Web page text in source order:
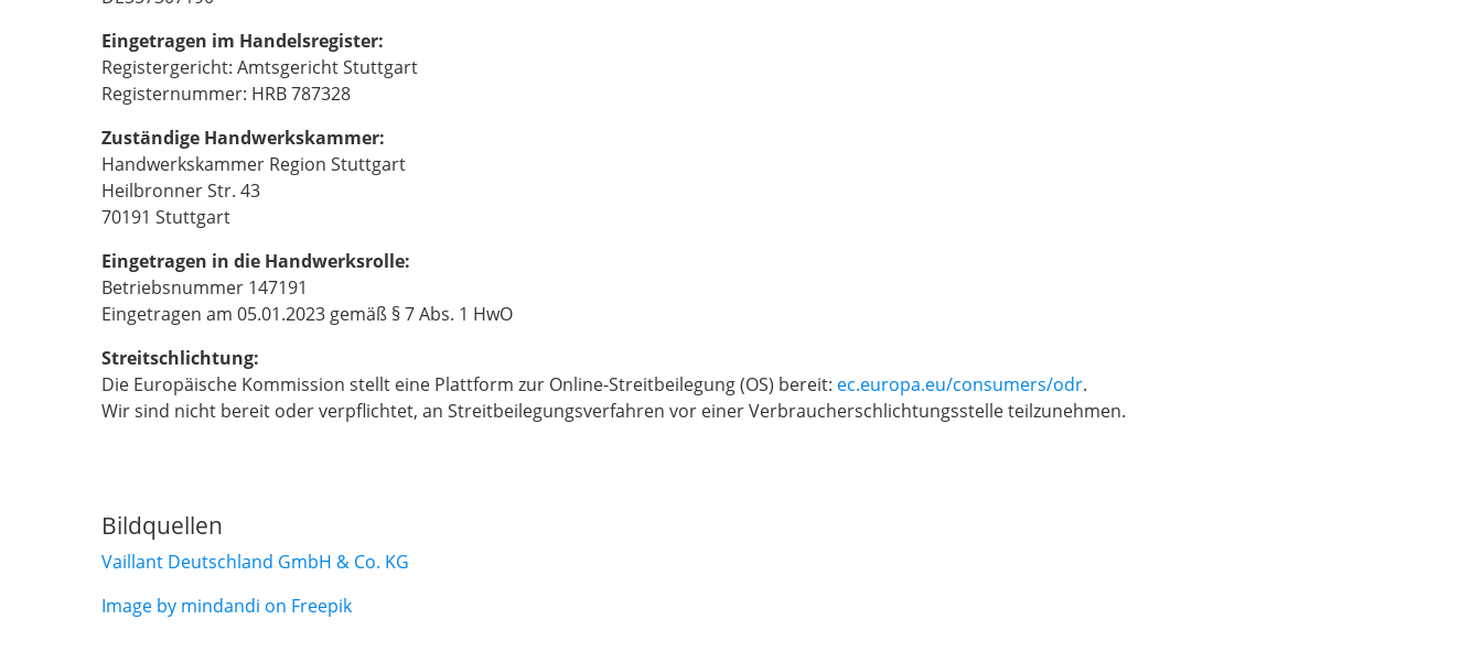
Eingetragen im Handelsregister:
Registergericht: Amtsgericht Stuttgart
Registernummer: HRB 787328
Zuständige Handwerkskammer:
Handwerkskammer Region Stuttgart
Heilbronner Str. 43
70191 Stuttgart
Eingetragen in die Handwerksrolle:
Betriebsnummer 147191
Eingetragen am 05.01.2023 gemäß § 7 Abs. 1 HwO
Streitschlichtung:
Die Europäische Kommission stellt eine Plattform zur Online-Streitbeilegung (OS) bereit: ec.europa.eu/consumers/odr.
Wir sind nicht bereit oder verpflichtet, an Streitbeilegungsverfahren vor einer Verbraucherschlichtungsstelle teilzunehmen.
Bildquellen
Vaillant Deutschland GmbH & Co. KG
Image by mindandi on Freepik